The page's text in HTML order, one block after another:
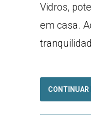
Vidros,
em casa.
CONTINUAR